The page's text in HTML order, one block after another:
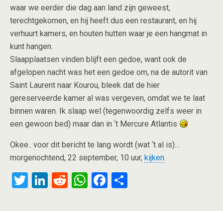
waar we eerder die dag aan land zijn geweest,
terechtgekomen, en hij heeft dus een restaurant, en hij
verhuurt kamers, en houten hutten waar je een hangmat in
kunt hangen.
Slaapplaatsen vinden blijft een gedoe, want ook de
afgelopen nacht was het een gedoe om, na de autorit van
Saint Laurent naar Kourou, bleek dat de hier
gereserveerde kamer al was vergeven, omdat we te laat
binnen waren. Ik slaap wel (tegenwoordig zelfs weer in
een gewoon bed) maar dan in ‘t Mercure Atlantis
Okee.. voor dit bericht te lang wordt (wat ‘t al is)…
morgenochtend, 22 september, 10 uur, kijken.
T
Li
R
W F